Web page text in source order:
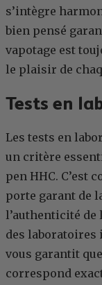
s’intègre
bien pensé
vapotage est
le plaisir de
Tests en
Les tests en
un critère
pen HHC. C’est
porte garant de
l’authenticité de
des laboratoires
vous garantit
correspond